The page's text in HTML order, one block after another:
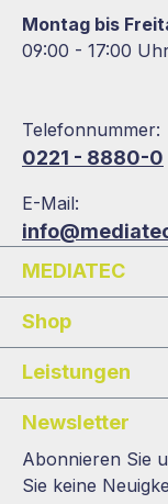
Montag bis
09:00 - 17:00
Telefonnummer:
0221 - 8880-0
E-Mail:
MEDIATEC
Shop
Leistungen
Newsletter
Abonnieren Sie
Sie keine